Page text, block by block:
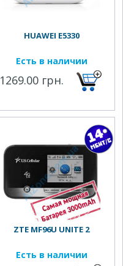
HUAWEI E5330
Есть в наличии
1269.00 грн.
ZTE MF96U UNITE 2
Есть в наличии